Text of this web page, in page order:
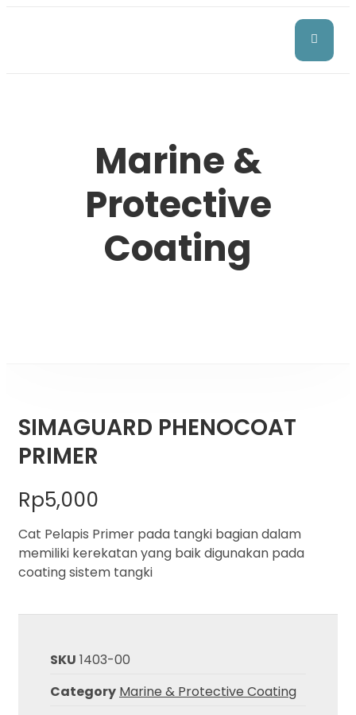
Marine &
Protective
Coating
SIMAGUARD PHENOCOAT
PRIMER
Rp5,000
Cat Pelapis Primer pada tangki bagian dalam
memiliki kerekatan yang baik digunakan pada
coating sistem tangki
SKU 1403-00
Category Marine & Protective Coating